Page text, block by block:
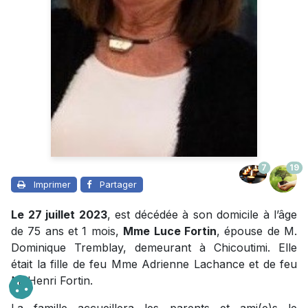
Imprimer Partager
7 19
Le 27 juillet 2023, est décédée à son domicile à l’âge
de 75 ans et 1 mois, Mme Luce Fortin, épouse de M.
Dominique Tremblay, demeurant à Chicoutimi. Elle
était la fille de feu Mme Adrienne Lachance et de feu
M. Henri Fortin.